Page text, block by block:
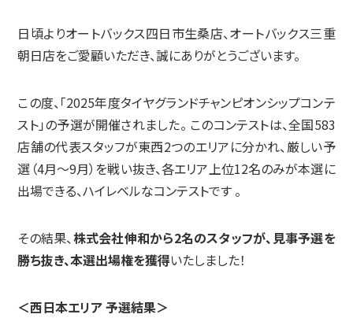
日頃よりオートバックス四日市生桑店、オートバックス三重
朝日店をご愛顧いただき、誠にありがとうございます。
この度、「2025年度タイヤグランドチャンピオンシップコンテ
スト」の予選が開催されました。 このコンテストは、全国583
店舗の代表スタッフが東西2つのエリアに分かれ、厳しい予
選（4月～9月）を戦い抜き、各エリア上位12名のみが本選に
出場できる、ハイレベルなコンテストです 。
その結果、株式会社伸和から2名のスタッフが、見事予選を
勝ち抜き、本選出場権を獲得いたしました！
＜西日本エリア 予選結果＞